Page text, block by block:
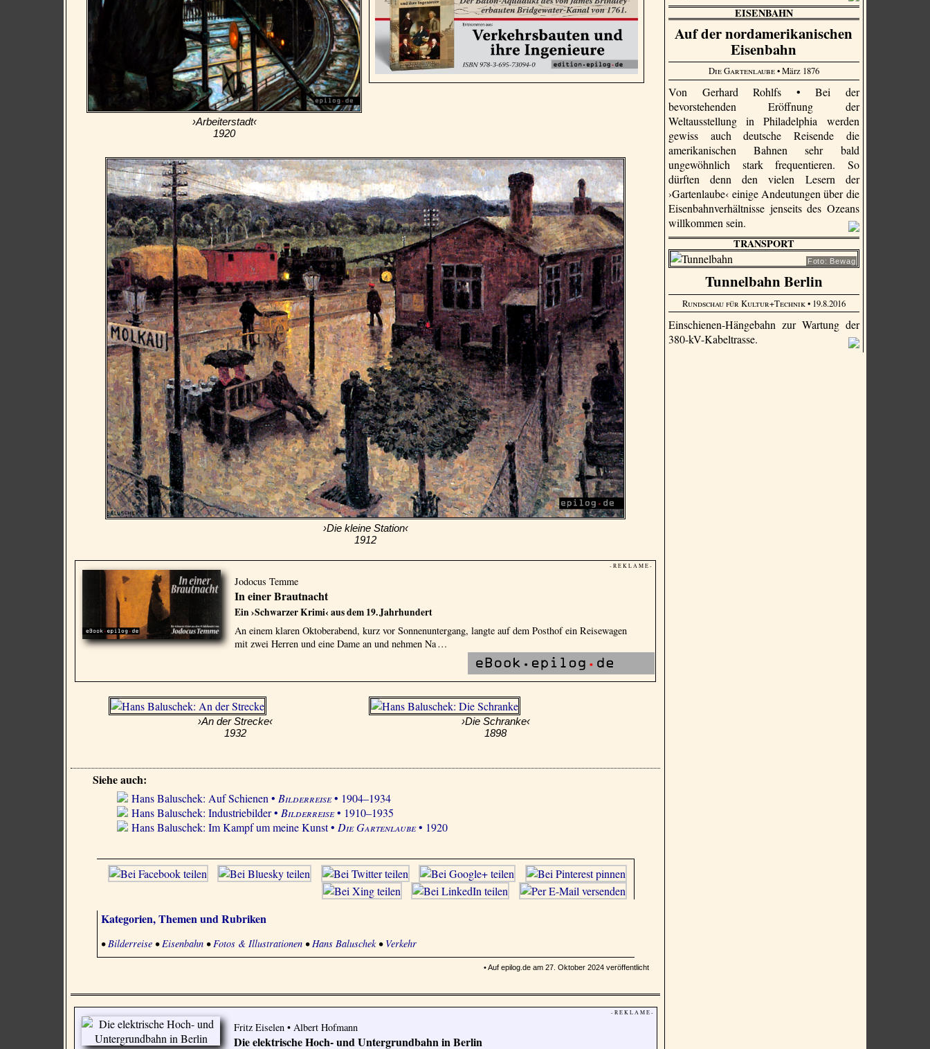
›Arbeiterstadt‹
1920
›Die kleine Station‹
1912
- R E K L A M E -
Jodocus Temme
In einer Brautnacht
Ein ›Schwarzer Krimi‹ aus dem 19. Jahrhundert
An einem klaren Oktoberabend, kurz vor Sonnenuntergang, langte auf dem Posthof ein Reisewagen
mit zwei Herren und eine Dame an und nehmen Na …
›An der Strecke‹
1932
›Die Schranke‹
1898
Siehe auch:
Hans Baluschek: Auf Schienen • Bilderreise• 1904–1934
Hans Baluschek: Industriebilder • Bilderreise• 1910–1935
Hans Baluschek: Im Kampf um meine Kunst • Die Gartenlaube• 1920
Kategorien, Themen und Rubriken
• Bilderreise • Eisenbahn • Fotos & Illustrationen • Hans Baluschek• Verkehr
• Auf epilog.de am 27. Oktober 2024 veröffentlicht
- R E K L A M E -
Fritz Eiselen • Albert Hofmann
Die elektrische Hoch- und Untergrundbahn in Berlin
EISENBAHN
Auf der nordamerikanischen
Eisenbahn
Die Gartenlaube• März 1876
Von Gerhard Rohlfs • Bei der
bevorstehenden Eröffnung der
Weltausstellung in Philadelphia werden
gewiss auch deutsche Reisende die
amerikanischen Bahnen sehr bald
ungewöhnlich stark frequentieren. So
dürften denn den vielen Lesern der
›Gartenlaube‹ einige Andeutungen über die
Eisenbahnverhältnisse jenseits des Ozeans
willkommen sein.
TRANSPORT
Foto: Bewag
Tunnelbahn Berlin
Rundschau für Kultur+Technik• 19.8.2016
Einschienen-Hängebahn zur Wartung der
380-kV-Kabeltrasse.